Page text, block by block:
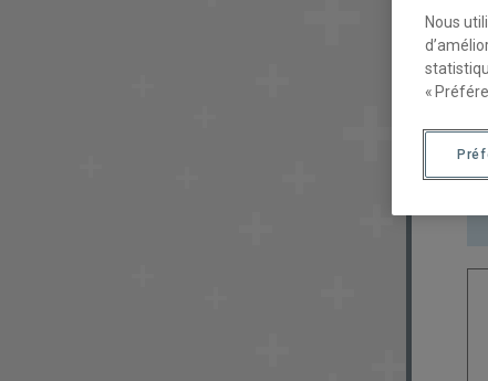
Nous
«